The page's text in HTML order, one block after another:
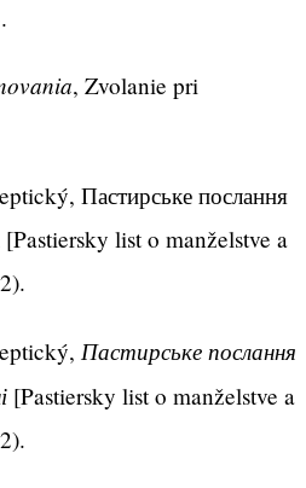
, Zvolanie pri
Пастирське послання
[Pastiersky list o manželstve a
Пастирське послання
[Pastiersky list o manželstve a